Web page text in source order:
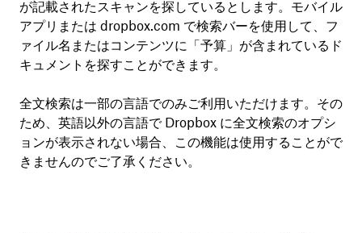
が記載されたスキャンを探しているとします。モバイル
アプリまたは dropbox.com で検索バーを使用して、フ
ァイル名またはコンテンツに「予算」が含まれているド
キュメントを探すことができます。
全文検索は一部の言語でのみご利用いただけます。その
ため、英語以外の言語で Dropbox に全文検索のオプシ
ョンが表示されない場合、この機能は使用することがで
きませんのでご了承ください。